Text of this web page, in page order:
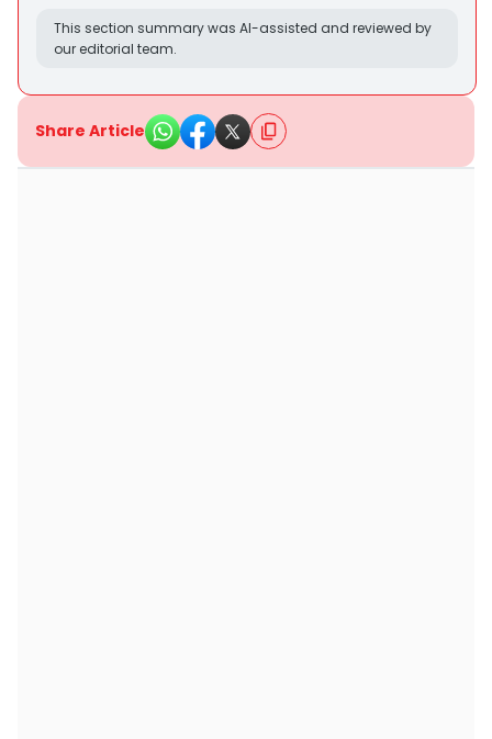
This section summary was AI-assisted and reviewed by
our editorial team.
Share Article